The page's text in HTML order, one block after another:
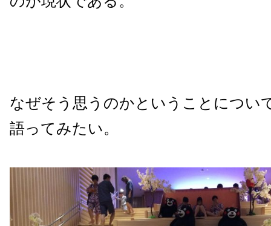
なぜそう思うのかということについ
語ってみたい。